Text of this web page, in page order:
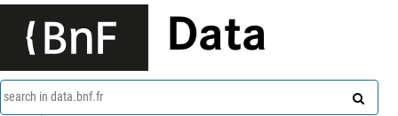
Data
search in data.bnf.fr